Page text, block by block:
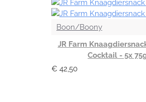
Boon/Boony
JR Farm
Cocktail - 5x
€ 42,50